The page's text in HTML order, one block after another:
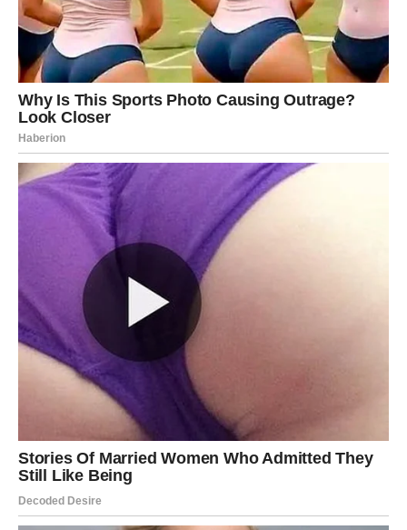
Zaključak: Tradicija koja
vrijedi truda
Vino od šipka nije samo piće – ono jedio kulturne i
zdravstvene tradicije
današnju svijest o zdravlju. Ako volite domaće, prirodno i
korisno, ovaj recept će vas osvojiti. Osim što ćete uživati u
pripremi, dobit ćete
eliksir koji grije tijelo i dušu